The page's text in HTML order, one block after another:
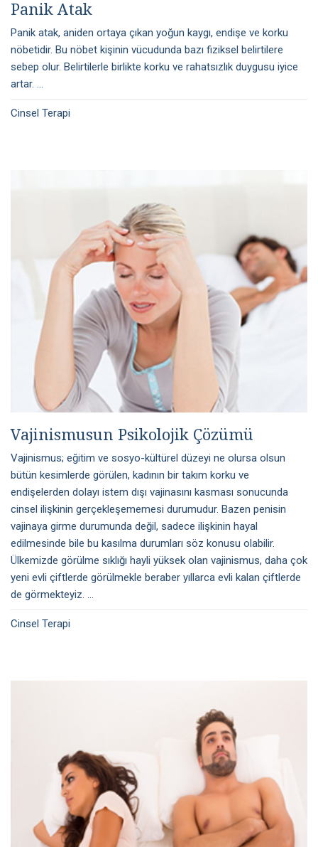
Panik Atak
Panik atak, aniden ortaya çıkan yoğun kaygı, endişe ve korku
nöbetidir. Bu nöbet kişinin vücudunda bazı fiziksel belirtilere
sebep olur. Belirtilerle birlikte korku ve rahatsızlık duygusu iyice
artar. ...
Cinsel Terapi
Vajinismusun Psikolojik Çözümü
Vajinismus; eğitim ve sosyo-kültürel düzeyi ne olursa olsun
bütün kesimlerde görülen, kadının bir takım korku ve
endişelerden dolayı istem dışı vajinasını kasması sonucunda
cinsel ilişkinin gerçekleşememesi durumudur. Bazen penisin
vajinaya girme durumunda değil, sadece ilişkinin hayal
edilmesinde bile bu kasılma durumları söz konusu olabilir.
Ülkemizde görülme sıklığı hayli yüksek olan vajinismus, daha çok
yeni evli çiftlerde görülmekle beraber yıllarca evli kalan çiftlerde
de görmekteyiz. ...
Cinsel Terapi